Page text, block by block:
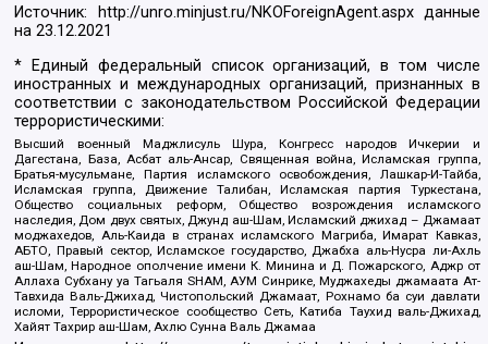
Источник: http://unro.minjust.ru/NKOForeignAgent.aspxданные
на23.12.2021
* Единый федеральный список организаций, в том числе
иностранных и международных организаций, признанных в
соответствии с законодательством Российской Федерации
террористическими:
Высший военный Маджлисуль Шура, Конгресс народов Ичкерии и
Дагестана, База, Асбат аль-Ансар, Священная война, Исламская группа,
Братья-мусульмане, Партия исламского освобождения, Лашкар-И-Тайба,
Исламская группа, Движение Талибан, Исламская партия Туркестана,
Общество социальных реформ, Общество возрождения исламского
наследия, Дом двух святых, Джунд аш-Шам, Исламский джихад – Джамаат
моджахедов, Аль-Каида в странах исламского Магриба, Имарат Кавказ,
АБТО, Правый сектор, Исламское государство, Джабха аль-Нусра ли-Ахль
аш-Шам, Народное ополчение имени К. Минина и Д. Пожарского, Аджр от
Аллаха Субхану уа Тагьаля SHAM, АУМ Синрике, Муджахеды джамаата Ат-
Тавхида Валь-Джихад, Чистопольский Джамаат, Рохнамо ба суи давлати
исломи, Террористическое сообщество Сеть, Катиба Таухид валь-Джихад,
Хайят Тахрир аш-Шам, Ахлю Сунна Валь Джамаа